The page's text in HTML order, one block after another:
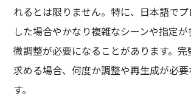
れるとは限りません。特に、日本語で
した場合やかなり複雑なシーンや指定が
微調整が必要になることがあります。完
求める場合、何度か調整や再生成が必
す。